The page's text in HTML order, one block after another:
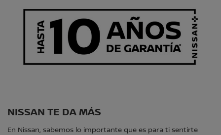
NISSAN TE DA MÁS
En Nissan, sabemos lo importante que es para ti sentirte